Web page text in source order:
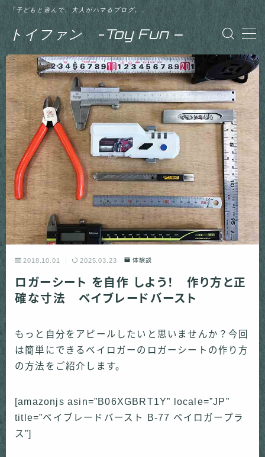
トイファン -Toy Fun –
「子どもと遊んで、大人がハマるブログ。」
MENU
【記事一覧】初心者向け
【記事一覧】ベイブレード バースト 神（ゴッ
ド）
【記事一覧】ベイブレード バースト 超ゼツ
【記事一覧】ベイブレード バースト GT（ガ
チ）
【記事一覧】体験談
お問い合わせ
2018.10.01 2025.03.23 体験談
ロガーシート を自作 しよう！ 作り方と正
確な寸法 ベイブレードバースト
もっと自分をアピールしたいと思いませんか？今回
は簡単にできるベイロガーのロガーシートの作り方
の方法をご紹介します。
[amazonjs asin=”B06XGBRT1Y” locale=”JP”
title=”ベイブレードバースト B-77 ベイロガープラ
ス”]